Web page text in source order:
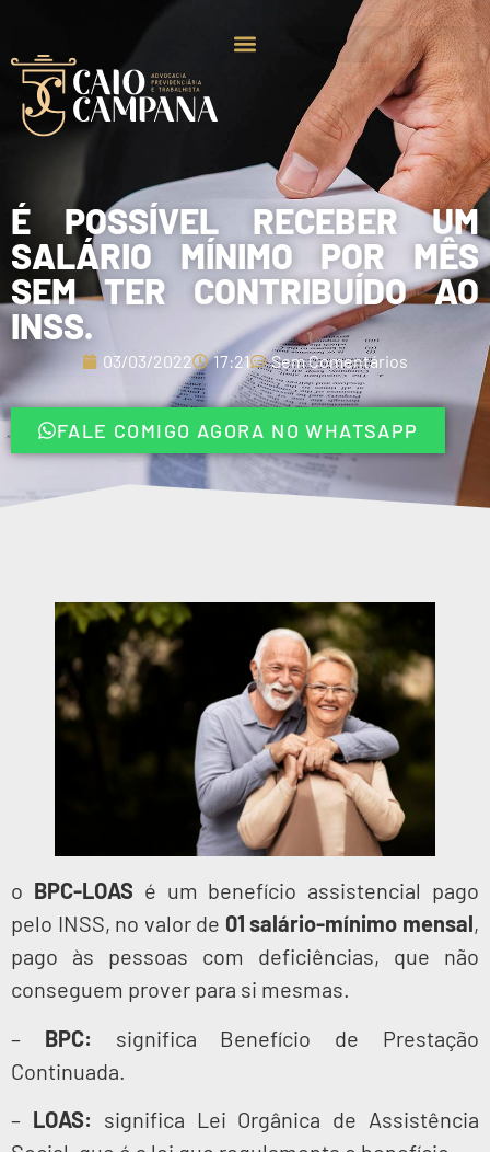
É POSSÍVEL RECEBER UM
SALÁRIO MÍNIMO POR MÊS
SEM TER CONTRIBUÍDO AO
INSS.
03/03/2022 17:21 Sem Comentários
FALE COMIGO AGORA NO WHATSAPP
o BPC-LOAS é um benefício assistencial pago
pelo INSS, no valor de 01 salário-mínimo mensal,
pago às pessoas com deficiências, que não
conseguem prover para si mesmas.
– BPC: significa Benefício de Prestação
Continuada.
– LOAS: significa Lei Orgânica de Assistência